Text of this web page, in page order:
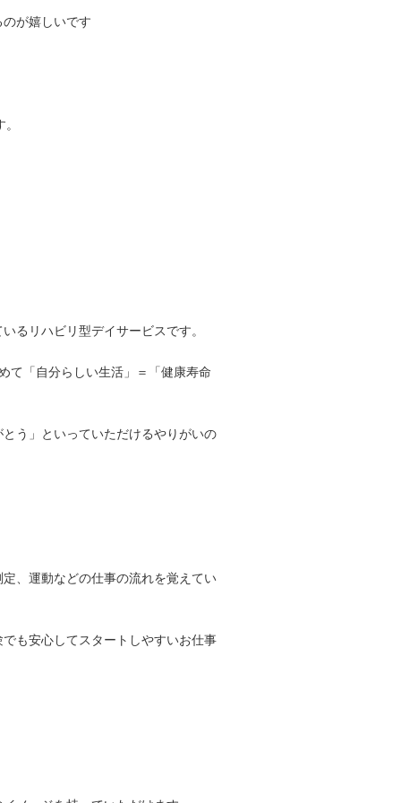
が嬉しいです
るリハビリ型デイサービスです。
て「自分らしい生活」＝「健康寿命
う」といっていただけるやりがいの
、運動などの仕事の流れを覚えてい
も安心してスタートしやすいお仕事